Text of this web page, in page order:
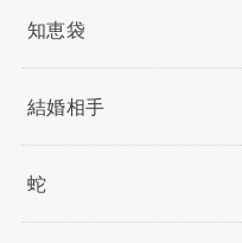
知恵袋
結婚相手
蛇